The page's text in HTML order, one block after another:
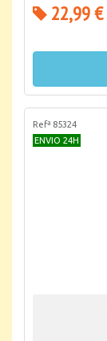
22,99 €
Refª 85324
ENVIO 24H